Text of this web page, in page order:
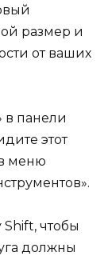
размер и
от ваших
в панели
этот
меню
чтобы
должны